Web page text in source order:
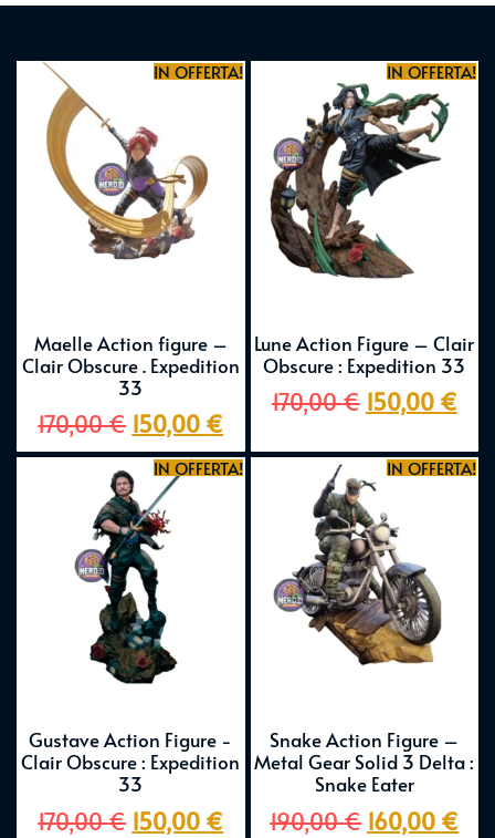
IN OFFERTA!
Maelle Action figure –
Clair Obscure . Expedition
33
170,00€ 150,00 €
IN OFFERTA!
Lune Action Figure – Clair
Obscure : Expedition 33
170,00€ 150,00 €
IN OFFERTA!
Gustave Action Figure -
Clair Obscure : Expedition
33
170,00€ 150,00 €
IN OFFERTA!
Snake Action Figure –
Metal Gear Solid 3 Delta :
Snake Eater
190,00€ 160,00 €